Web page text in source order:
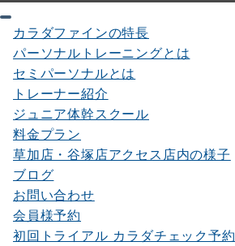
カラダファインの特長
パーソナルトレーニングとは
セミパーソナルとは
トレーナー紹介
ジュニア体幹スクール
料金プラン
草加店・谷塚店アクセス店内の様子
ブログ
お問い合わせ
会員様予約
初回トライアル カラダチェック予約